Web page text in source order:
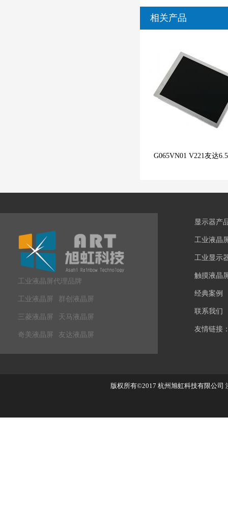
相关产品
G065VN01 V221友达
工业液晶屏代理品牌
工业液晶屏 群创液晶屏
三菱液晶屏 天马液晶屏
奇美液晶屏 友达液晶屏
显示器产
工业液晶
工业显示
触摸液晶
经典案例
联系我们
友情链接
版权所有©2017 杭州旭虹科技有限公司